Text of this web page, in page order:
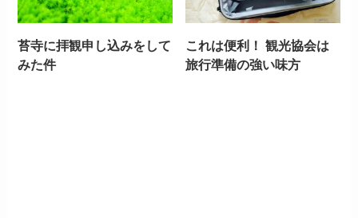
苔寺に拝観申し込みをして
みた件
これは便利！ 観光協会は
旅行準備の強い味方